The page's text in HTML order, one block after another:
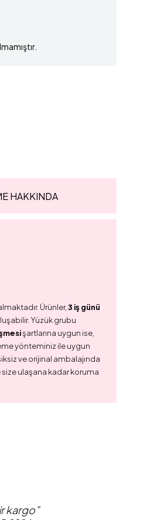
HAKKINDA
Ürünler,3 iş günü
Yüzük grubu
şartlarına uygun ise,
yönteminiz ile uygun
ve orijinal ambalajında
size ulaşana kadar koruma
kargo”